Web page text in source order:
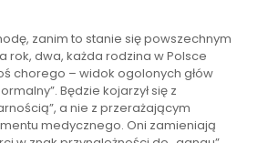
zanim to stanie się powszechnym
rok, dwa, każda rodzina w Polsce
chorego – widok ogolonych głów
Będzie kojarzył się z
a nie z przerażającym
medycznego. Oni zamieniają